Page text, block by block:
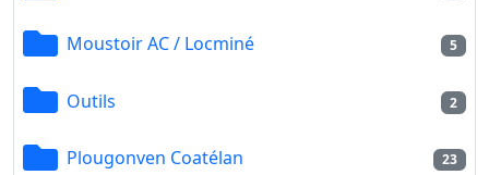
Moustoir AC / Locminé 5
Outils 2
Plougonven Coatélan 23